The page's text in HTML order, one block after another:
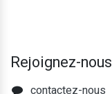
Rejoignez-nous
contactez-nous